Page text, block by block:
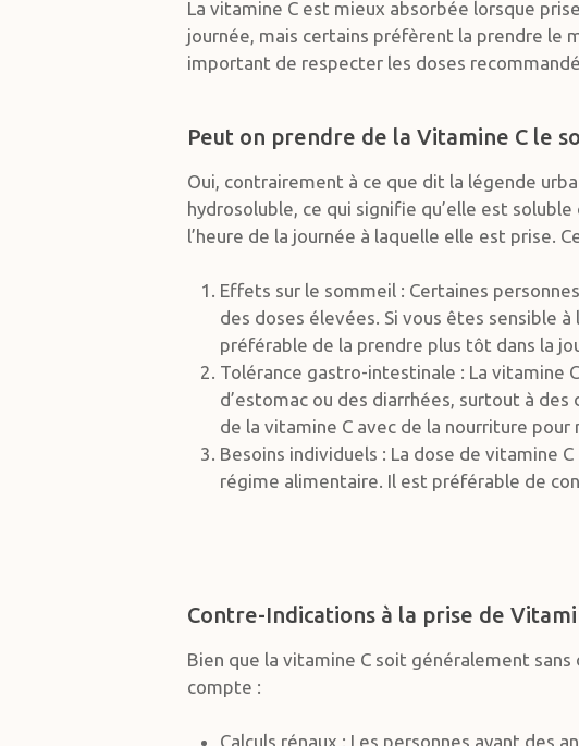
La vitamine C est mieux absorbée lorsque
journée, mais certains préfèrent la prendre le
important de respecter les doses
Peut on prendre de la Vitamine C le
Oui, contrairement à ce que dit la légende
hydrosoluble, ce qui signifie qu’elle est
l’heure de la journée à laquelle elle est prise.
Effets sur le sommeil : Certaines
des doses élevées. Si vous êtes sensible
préférable de la prendre plus tôt dans la
Tolérance gastro-intestinale : La vitamine
d’estomac ou des diarrhées, surtout à
de la vitamine C avec de la nourriture
Besoins individuels : La dose de vitamine
régime alimentaire. Il est préférable de
Contre-Indications à la prise de
Bien que la vitamine C soit généralement
compte :
Calculs rénaux : Les personnes ayant des